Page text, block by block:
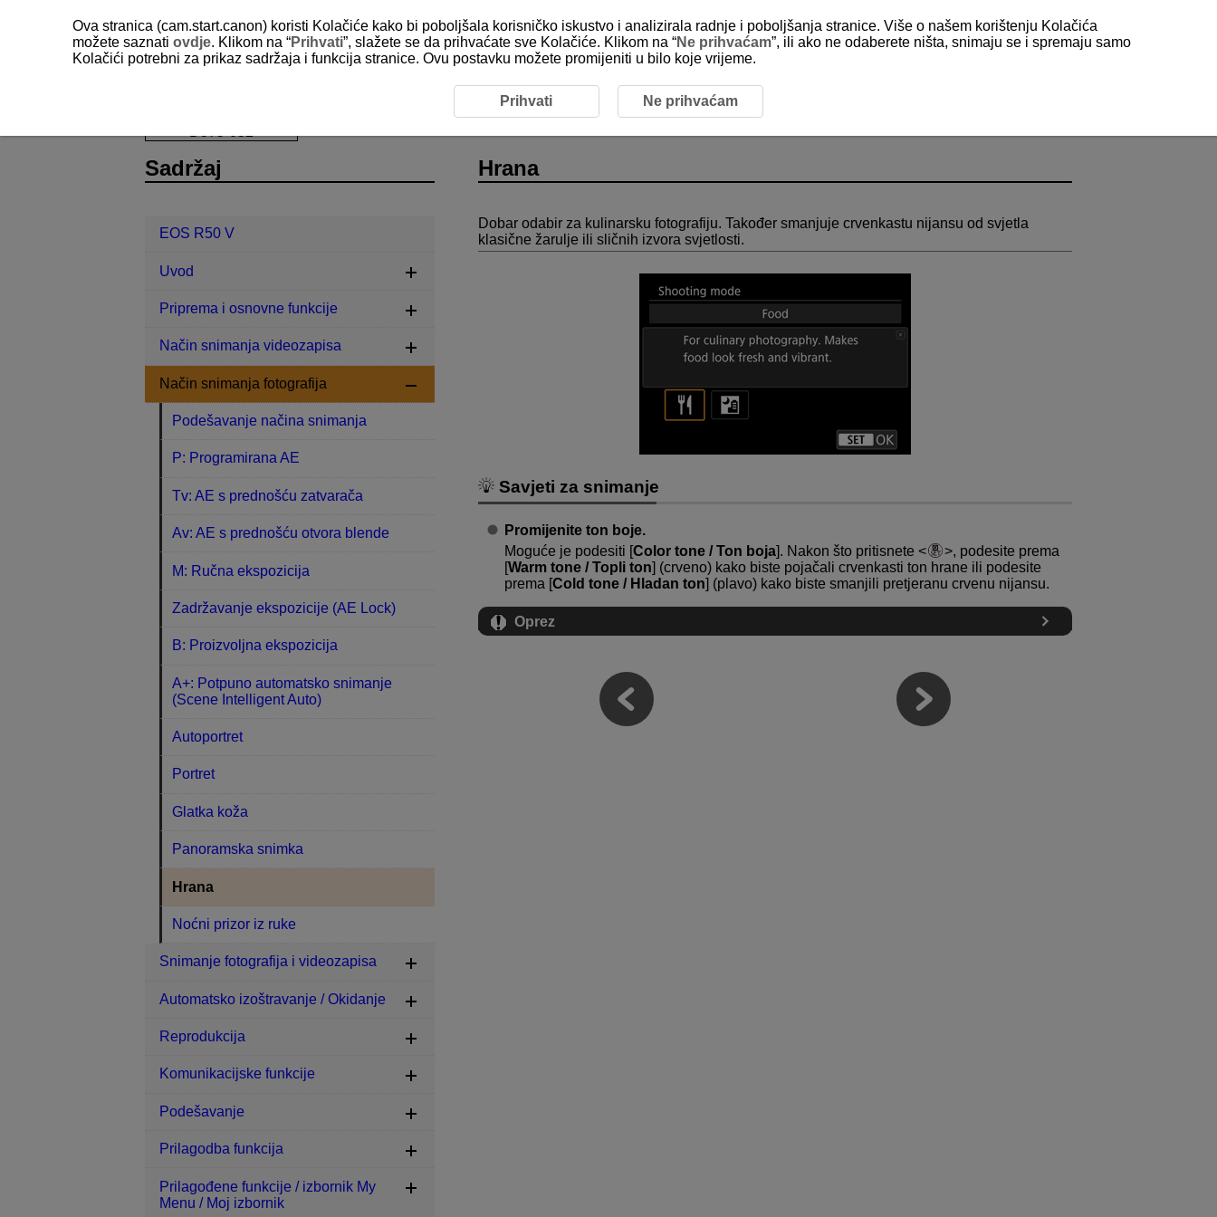
Hrana
Hrana
Dobar odabir za kulinarsku fotografiju. Također smanjuje crvenkastu nijansu od svjetla
klasične žarulje ili sličnih izvora svjetlosti.
Savjeti za snimanje
Promijenite ton boje.
Moguće je podesiti [Color tone / Ton boja]. Nakon što pritisnete
, podesite prema
[Warm tone / Topli ton] (crveno) kako biste pojačali crvenkasti ton hrane ili podesite
prema [Cold tone / Hladan ton] (plavo) kako biste smanjili pretjeranu crvenu nijansu.
Oprez
Sadržaj
EOS R50 V
Uvod
Priprema i osnovne funkcije
Način snimanja videozapisa
Način snimanja fotografija
Podešavanje načina snimanja
P: Programirana AE
Tv: AE s prednošću zatvarača
Av: AE s prednošću otvora blende
M: Ručna ekspozicija
Zadržavanje ekspozicije (AE Lock)
B: Proizvoljna ekspozicija
A+: Potpuno automatsko snimanje
(Scene Intelligent Auto)
Autoportret
Portret
Glatka koža
Panoramska snimka
Hrana
Noćni prizor iz ruke
Snimanje fotografija i videozapisa
Automatsko izoštravanje / Okidanje
Reprodukcija
Komunikacijske funkcije
Podešavanje
Prilagodba funkcija
Prilagođene funkcije / izbornik My
Menu / Moj izbornik
Ova stranica (cam.start.canon) koristi Kolačiće kako bi poboljšala korisničko iskustvo i analizirala radnje i poboljšanja stranice. Više o našem korištenju Kolačića
možete saznati ovdje. Klikom na “Prihvati”, slažete se da prihvaćate sve Kolačiće. Klikom na “Ne prihvaćam”, ili ako ne odaberete ništa, snimaju se i spremaju samo
Kolačići potrebni za prikaz sadržaja i funkcija stranice. Ovu postavku možete promijeniti u bilo koje vrijeme.
Prihvati Ne prihvaćam